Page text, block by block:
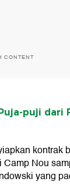
CONTENT
puji dari
kontrak
Nou
yang